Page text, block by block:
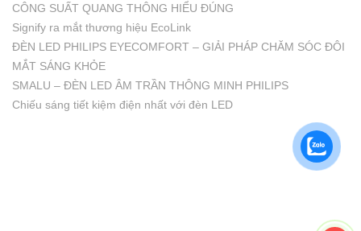
CÔNG SUẤT QUANG THÔNG HIỂU ĐÚNG
Signify ra mắt thương hiệu EcoLink
ĐÈN LED PHILIPS EYECOMFORT – GIẢI PHÁP CHĂM SÓC ĐÔI
MẮT SÁNG KHỎE
SMALU – ĐÈN LED ÂM TRẦN THÔNG MINH PHILIPS
Chiếu sáng tiết kiệm điện nhất với đèn LED